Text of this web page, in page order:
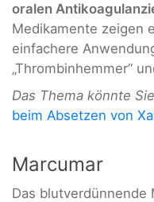
oralen
Medikamente zeigen
einfachere
„Thrombinhemmer“
Das Thema könnte
beim Absetzen von
Marcumar
Das blutverdünnende